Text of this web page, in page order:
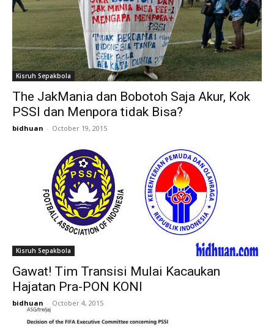
Kisruh Sepakbola
The JakMania dan Bobotoh Saja Akur, Kok
PSSI dan Menpora tidak Bisa?
bidhuan - October 19, 2015
Kisruh Sepakbola
Gawat! Tim Transisi Mulai Kacaukan
Hajatan Pra-PON KONI
bidhuan - October 4, 2015